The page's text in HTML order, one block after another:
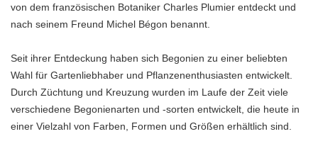
von dem französischen Botaniker Charles Plumier entdeckt und
nach seinem Freund Michel Bégon benannt.
Seit ihrer Entdeckung haben sich Begonien zu einer beliebten
Wahl für Gartenliebhaber und Pflanzenenthusiasten entwickelt.
Durch Züchtung und Kreuzung wurden im Laufe der Zeit viele
verschiedene Begonienarten und -sorten entwickelt, die heute in
einer Vielzahl von Farben, Formen und Größen erhältlich sind.